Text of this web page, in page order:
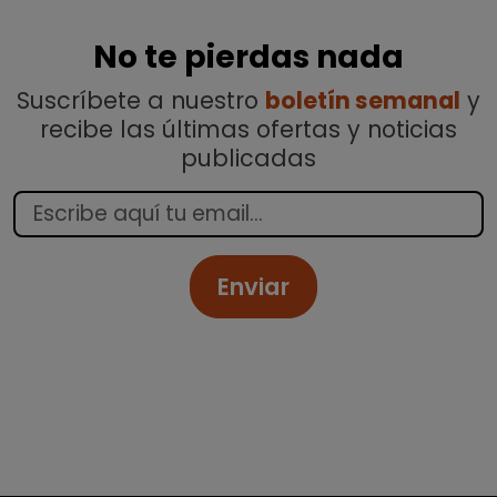
No te pierdas nada
Suscríbete a nuestro boletín semanal y
recibe las últimas ofertas y noticias
publicadas
Enviar